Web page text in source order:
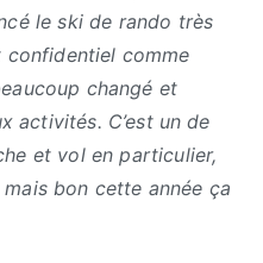
le ski de rando très
confidentiel comme
changé et
activités. C’est un de
et vol en particulier,
bon cette année ça